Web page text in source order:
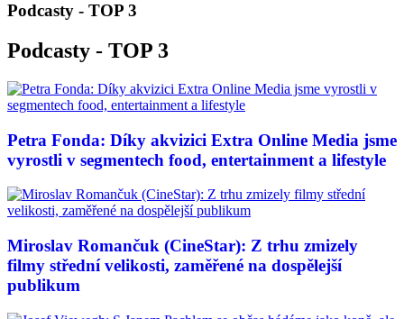
Podcasty - TOP 3
Podcasty - TOP 3
Petra Fonda: Díky akvizici Extra Online Media jsme
vyrostli v segmentech food, entertainment a lifestyle
Miroslav Romančuk (CineStar): Z trhu zmizely
filmy střední velikosti, zaměřené na dospělejší
publikum